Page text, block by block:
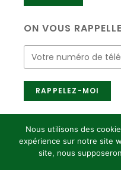
ON VOUS
Nous utilisons des
expérience sur notre site
site, nous